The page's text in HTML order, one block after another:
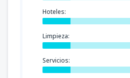
Hoteles:
Limpieza:
Servicios: